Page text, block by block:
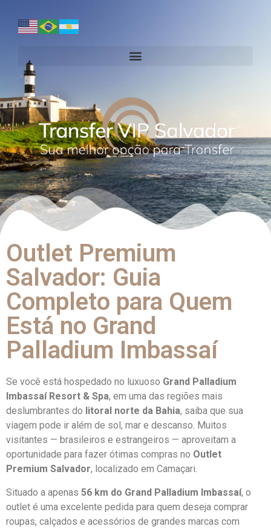
Outlet Premium
Salvador: Guia
Completo para Quem
Está no Grand
Palladium Imbassaí
Se você está hospedado no luxuoso Grand Palladium
Imbassaí Resort & Spa, em uma das regiões mais
deslumbrantes do litoral norte da Bahia, saiba que sua
viagem pode ir além de sol, mar e descanso. Muitos
visitantes — brasileiros e estrangeiros — aproveitam a
oportunidade para fazer ótimas compras no Outlet
Premium Salvador, localizado em Camaçari.
Situado a apenas 56 km do Grand Palladium Imbassaí, o
outlet é uma excelente pedida para quem deseja comprar
roupas, calçados e acessórios de grandes marcas com